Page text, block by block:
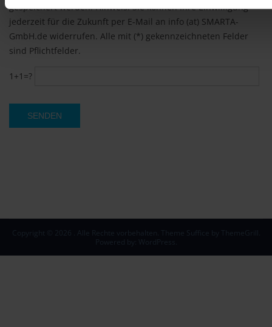
gespeichert werden. Hinweis: Sie können Ihre Einwilligung
jederzeit für die Zukunft per E-Mail an info (at) SMARTA-
GmbH.de widerrufen. Alle mit (*) gekennzeichneten Felder
sind Pflichtfelder.
1+1=?
Copyright © 2026 . Alle Rechte vorbehalten. Theme Suffice by ThemeGrill.
Powered by:
WordPress